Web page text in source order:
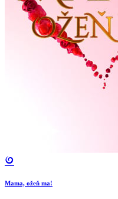
Mama, ožeň ma!